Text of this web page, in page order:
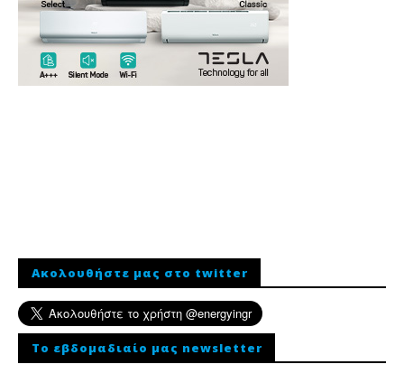
Ακολουθήστε μας στο twitter
To εβδομαδιαίο μας newsletter